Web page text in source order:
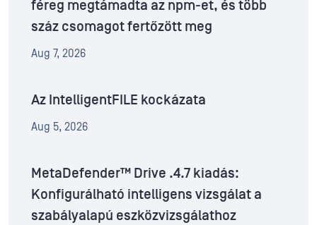
féreg megtámadta az npm-et, és több
száz csomagot fertőzött meg
Aug 7, 2026
Az IntelligentFILE kockázata
Aug 5, 2026
MetaDefender™ Drive .4.7 kiadás:
Konfigurálható intelligens vizsgálat a
szabályalapú eszközvizsgálathoz